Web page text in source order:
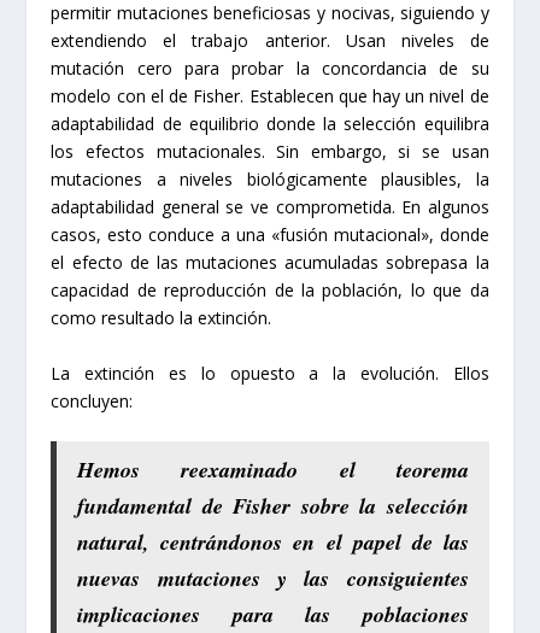
permitir mutaciones beneficiosas y nocivas, siguiendo y
extendiendo el trabajo anterior. Usan niveles de
mutación cero para probar la concordancia de su
modelo con el de Fisher. Establecen que hay un nivel de
adaptabilidad de equilibrio donde la selección equilibra
los efectos mutacionales. Sin embargo, si se usan
mutaciones a niveles biológicamente plausibles, la
adaptabilidad general se ve comprometida. En algunos
casos, esto conduce a una «fusión mutacional», donde
el efecto de las mutaciones acumuladas sobrepasa la
capacidad de reproducción de la población, lo que da
como resultado la extinción.
La extinción es lo opuesto a la evolución. Ellos
concluyen:
Hemos reexaminado el teorema
fundamental de Fisher sobre la selección
natural, centrándonos en el papel de las
nuevas mutaciones y las consiguientes
implicaciones para las poblaciones